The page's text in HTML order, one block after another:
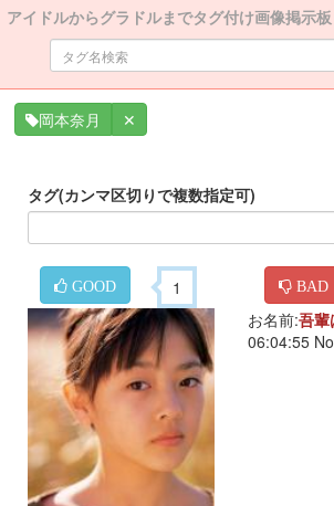
アイドルからグラドルまでタグ付け画像掲示板
岡本奈月 ✕
タグ(カンマ区切りで複数指定可)
GOOD 1 BAD
お名前:吾輩
06:04:55